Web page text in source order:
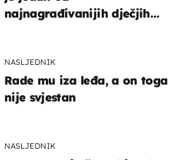
najnagrađivanijih dječjih
NASLJEDNIK
Rade mu iza leđa, a on toga
nije svjestan
NASLJEDNIK